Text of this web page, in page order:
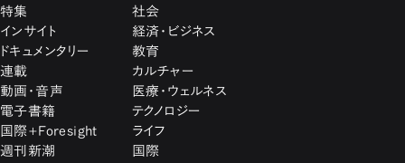
特集
インサイト
ドキュメンタリー
連載
動画・音声
電子書籍
国際+Foresight
週刊新潮
社会
経済・ビジネス
教育
カルチャー
医療・ウェルネス
テクノロジー
ライフ
国際